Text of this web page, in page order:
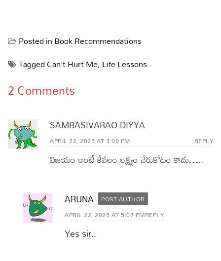
Posted inBook Recommendations
TaggedCan’t Hurt Me, Life Lessons
2 Comments
SAMBASIVARAO DIYYA
APRIL 22, 2025 AT 3:09 PM REPLY
విజయం అంటే కేవలం లక్ష్యం చేరుకోటం కాదు…..
ARUNA
POST AUTHOR
APRIL 22, 2025 AT 5:07 PMREPLY
Yes sir..